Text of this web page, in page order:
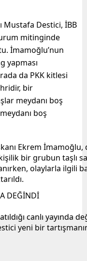
Mustafa Destici, İBB
mitinginde
İmamoğlu’nun
yapması
da PKK kitlesi
bir
meydanı boş
boş
Ekrem İmamoğlu,
bir grubun taşlı
olaylarla ilgili
DEĞİNDİ
canlı yayında
yeni bir